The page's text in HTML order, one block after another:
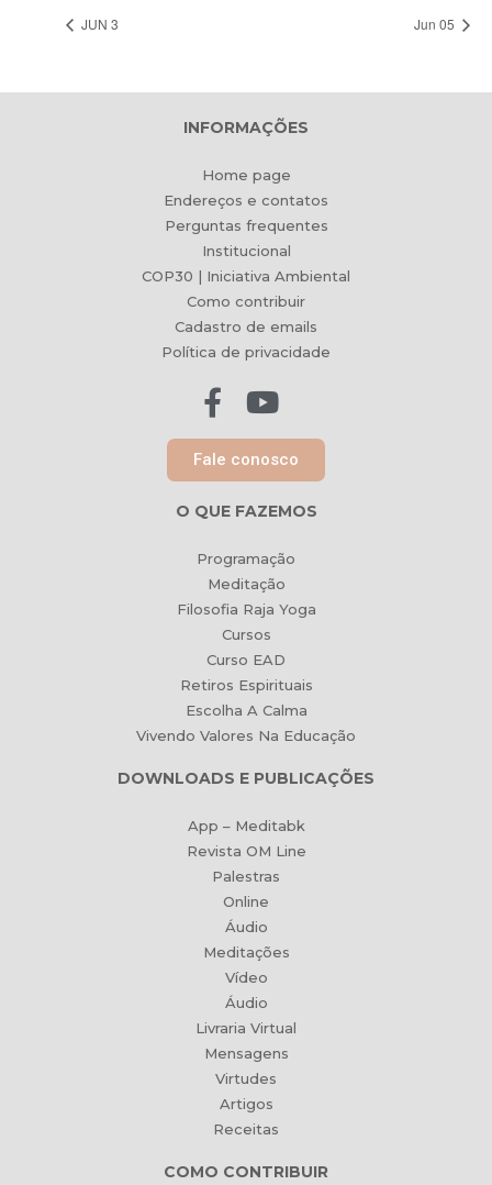
JUN 3 Jun 05
INFORMAÇÕES
Home page
Endereços e contatos
Perguntas frequentes
Institucional
COP30 | Iniciativa Ambiental
Como contribuir
Cadastro de emails
Política de privacidade
Fale conosco
O QUE FAZEMOS
Programação
Meditação
Filosofia Raja Yoga
Cursos
Curso EAD
Retiros Espirituais
Escolha A Calma
Vivendo Valores Na Educação
DOWNLOADS E PUBLICAÇÕES
App – Meditabk
Revista OM Line
Palestras
Online
Áudio
Meditações
Vídeo
Áudio
Livraria Virtual
Mensagens
Virtudes
Artigos
Receitas
COMO CONTRIBUIR